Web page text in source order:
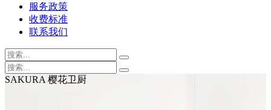
服务政策
收费标准
联系我们
SAKURA 樱花卫厨